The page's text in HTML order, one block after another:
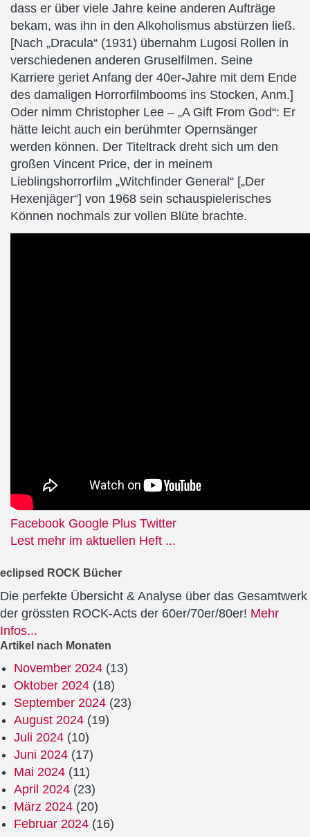
dass er über viele Jahre keine anderen Aufträge
bekam, was ihn in den Alkoholismus abstürzen ließ.
[Nach „Dracula“ (1931) übernahm Lugosi Rollen in
verschiedenen anderen Gruselfilmen. Seine
Karriere geriet Anfang der 40er-Jahre mit dem Ende
des damaligen Horrorfilmbooms ins Stocken, Anm.]
Oder nimm Christopher Lee – „A Gift From God“: Er
hätte leicht auch ein berühmter Opernsänger
werden können. Der Titeltrack dreht sich um den
großen Vincent Price, der in meinem
Lieblingshorrorfilm „Witchfinder General“ [„Der
Hexenjäger“] von 1968 sein schauspielerisches
Können nochmals zur vollen Blüte brachte.
Facebook Google Plus Twitter
Lest mehr im aktuellen Heft ...
eclipsed ROCK Bücher
Die perfekte Übersicht & Analyse über das Gesamtwerk
der grössten ROCK-Acts der 60er/70er/80er! Mehr
Infos...
Artikel nach Monaten
November 2024 (13)
Oktober 2024 (18)
September 2024 (23)
August 2024 (19)
Juli 2024 (10)
Juni 2024 (17)
Mai 2024 (11)
April 2024 (23)
März 2024 (20)
Februar 2024 (16)